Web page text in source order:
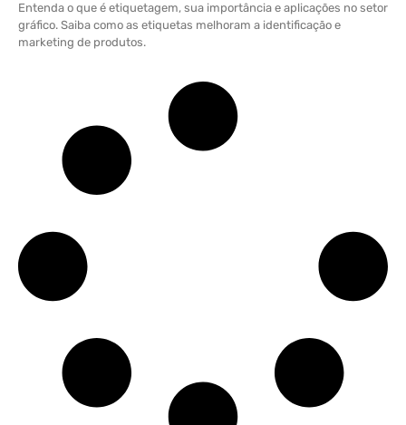
Entenda o que é etiquetagem, sua importância e aplicações no setor
gráfico. Saiba como as etiquetas melhoram a identificação e
marketing de produtos.